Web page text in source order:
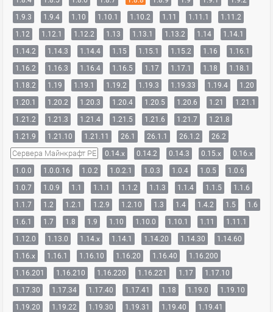
1.9.3
1.9.4 1.10 1.10.1 1.10.2 1.11 1.11.1
1.11.2
1.12
1.12.1 1.12.2 1.13 1.13.1 1.13.2 1.14
1.14.1
1.14.2
1.14.3 1.14.4 1.15 1.15.1 1.15.2 1.16
1.16.1
1.16.2
1.16.3 1.16.4 1.16.5 1.17 1.17.1 1.18
1.18.1
1.18.2
1.19 1.19.1 1.19.2 1.19.3 1.19.33 1.19.4
1.20
1.20.1
1.20.2 1.20.3 1.20.4 1.20.5 1.20.6 1.21
1.21.1
1.21.2
1.21.3 1.21.4 1.21.5 1.21.6 1.21.7
1.21.8
1.21.9
1.21.10 1.21.11 26.1 26.1.1 26.1.2 26.2
Сервера Майнкрафт PE 0.14.x 0.14.2 0.14.3 0.15.x
0.16.x
1.0.0
1.0.0.16 1.0.2 1.0.2.1 1.0.3 1.0.4 1.0.5
1.0.6
1.0.7
1.0.9 1.1 1.1.1 1.1.2 1.1.3 1.1.4 1.1.5
1.1.6
1.1.7
1.2 1.2.1 1.2.9 1.2.10 1.3 1.4 1.4.2 1.5
1.6
1.6.1
1.7 1.8 1.9 1.10 1.10.0 1.10.1 1.11
1.11.1
1.12.0
1.13.0 1.14.x 1.14.1 1.14.20 1.14.30
1.14.60
1.16.x
1.16.1 1.16.10 1.16.20 1.16.40
1.16.200
1.16.201
1.16.210 1.16.220 1.16.221 1.17
1.17.10
1.17.30
1.17.34 1.17.40 1.17.41 1.18 1.19.0
1.19.10
1.19.20
1.19.22 1.19.30 1.19.31 1.19.40
1.19.41